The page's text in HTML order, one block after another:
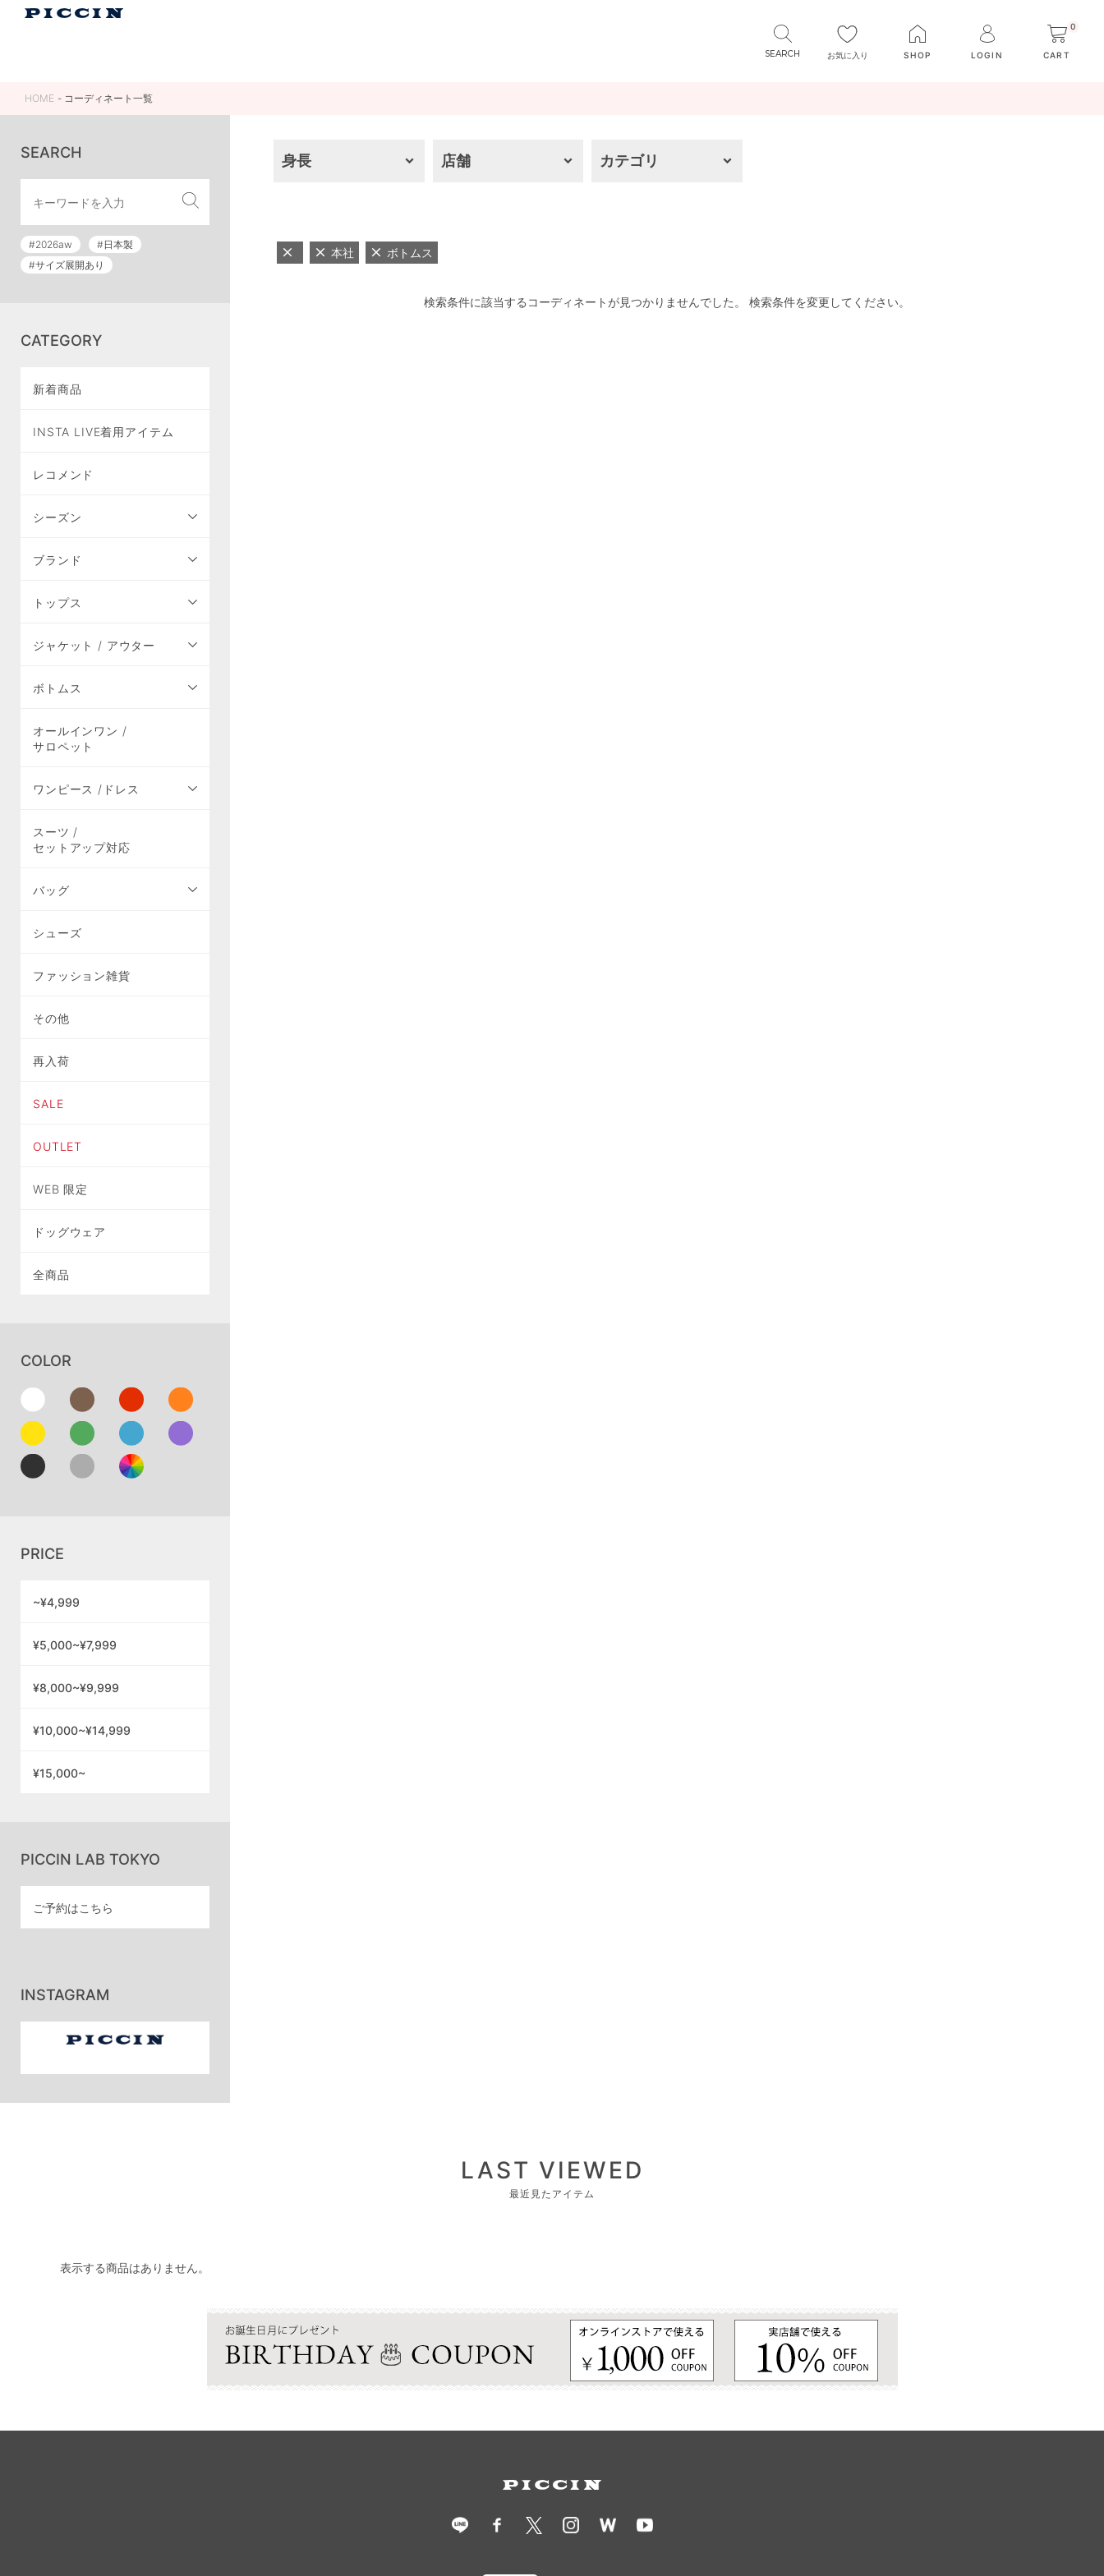
お気に入り SHOP LOGIN
0
CART
HOME コーディネート一覧
SEARCH
#2026aw
#日本製
#サイズ展開あり
CATEGORY
新着商品
INSTA LIVE着用アイテム
レコメンド
シーズン
ブランド
トップス
ジャケット / アウター
ボトムス
オールインワン /
サロペット
ワンピース /ドレス
スーツ /
セットアップ対応
バッグ
シューズ
ファッション雑貨
その他
再入荷
SALE
OUTLET
WEB 限定
ドッグウェア
全商品
COLOR
PRICE
~¥4,999
¥5,000~¥7,999
¥8,000~¥9,999
¥10,000~¥14,999
¥15,000~
PICCIN LAB TOKYO
ご予約はこちら
INSTAGRAM
身長 店舗 カテゴリ
本社 ボトムス
検索条件に該当するコーディネートが見つかりませんでした。 検索条件を変更してください。
LAST VIEWED
最近見たアイテム
表示する商品はありません。